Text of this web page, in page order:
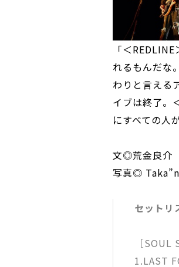
「＜
れるもんだな
わりと言える
イブは終了。
にすべての人
文◎荒金良介
写真◎
セットリ
［SOUL
1.LAST